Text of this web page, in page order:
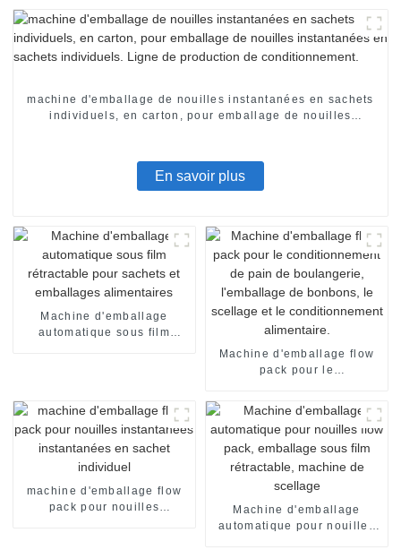
machine d'emballage de nouilles instantanées en sachets
individuels, en carton, pour emballage de nouilles
En savoir plus
Machine d'emballage
automatique sous film
Machine d'emballage flow
pack pour le
boulangerie, l'emballage de
bonbons, le scellage et le
conditionnement
alimentaire.
machine d'emballage flow
pack pour nouilles
Machine d'emballage
automatique pour nouilles